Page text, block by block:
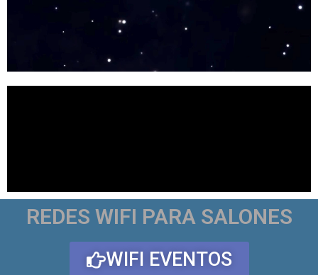
REDES WIFI PARA SALONES
WIFI EVENTOS